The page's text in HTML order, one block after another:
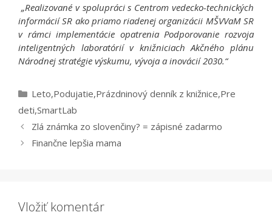
„Realizované v spolupráci s Centrom vedecko-technických
informácií SR ako priamo riadenej organizácii MŠVVaM SR
v rámci implementácie opatrenia Podporovanie rozvoja
inteligentných laboratórií v knižniciach Akčného plánu
Národnej stratégie výskumu, vývoja a inovácií 2030.“
Kategórie
Leto,Podujatie,Prázdninový denník z knižnice,Pre
deti,SmartLab
Zlá známka zo slovenčiny? = zápisné zadarmo
Finančne lepšia mama
Vložiť komentár